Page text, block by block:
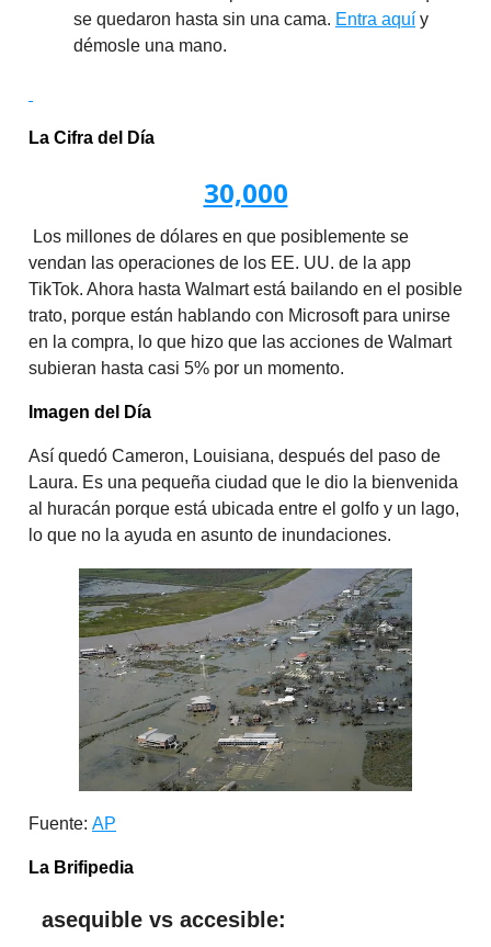
se quedaron hasta sin una cama. Entra aquí y
démosle una mano.
La Cifra del Día
30,000
Los millones de dólares en que posiblemente se
vendan las operaciones de los EE. UU. de la app
TikTok. Ahora hasta Walmart está bailando en el posible
trato, porque están hablando con Microsoft para unirse
en la compra, lo que hizo que las acciones de Walmart
subieran hasta casi 5% por un momento.
Imagen del Día
Así quedó Cameron, Louisiana, después del paso de
Laura. Es una pequeña ciudad que le dio la bienvenida
al huracán porque está ubicada entre el golfo y un lago,
lo que no la ayuda en asunto de inundaciones.
Fuente: AP
La Brifipedia
asequible vs accesible: